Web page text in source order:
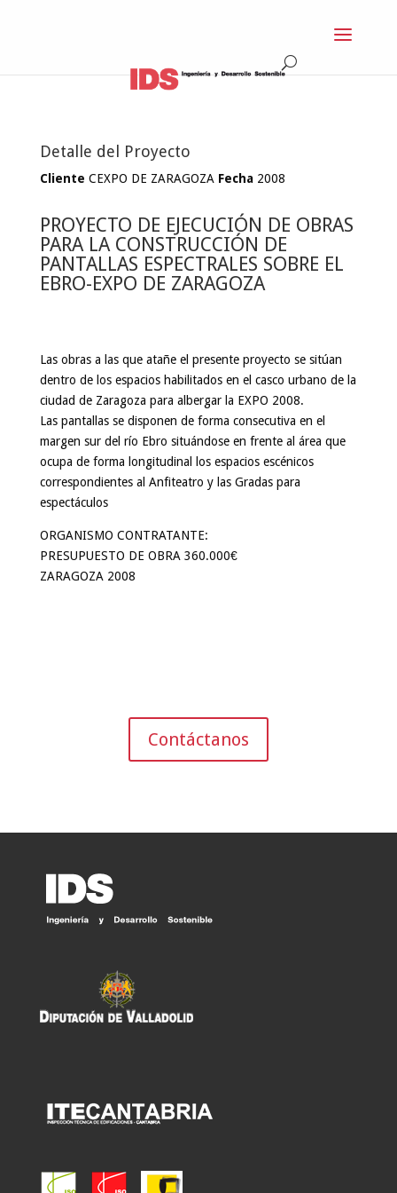
Detalle del Proyecto
Cliente CEXPO DE ZARAGOZA Fecha 2008
PROYECTO DE EJECUCIÓN DE OBRAS
PARA LA CONSTRUCCIÓN DE
PANTALLAS ESPECTRALES SOBRE EL
EBRO-EXPO DE ZARAGOZA
Las obras a las que atañe el presente proyecto se sitúan
dentro de los espacios habilitados en el casco urbano de la
ciudad de Zaragoza para albergar la EXPO 2008.
Las pantallas se disponen de forma consecutiva en el
margen sur del río Ebro situándose en frente al área que
ocupa de forma longitudinal los espacios escénicos
correspondientes al Anfiteatro y las Gradas para
espectáculos
ORGANISMO CONTRATANTE:
PRESUPUESTO DE OBRA 360.000€
ZARAGOZA 2008
Contáctanos